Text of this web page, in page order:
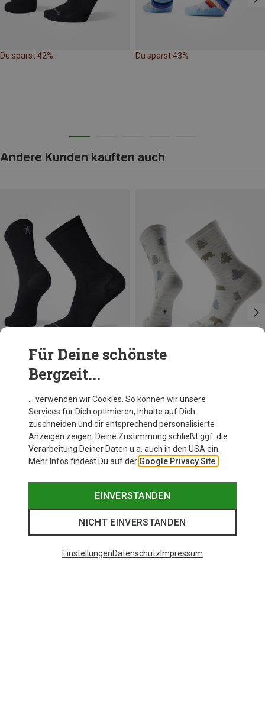
Du sparst 42% Du sparst 43%
Andere Kunden kauften auch
Du sparst 42%
Smartwool
22,71 €
Für Deine schönste
Bergzeit...
… verwenden wir Cookies. So können wir unsere
Services für Dich optimieren, Inhalte auf Dich
zuschneiden und dir entsprechend personalisierte
Anzeigen zeigen. Deine Zustimmung schließt ggf. die
Verarbeitung Deiner Daten u.a. auch in den USA ein.
Mehr Infos findest Du auf der Google Privacy Site.
EINVERSTANDEN
NICHT EINVERSTANDEN
EinstellungenDatenschutz Impressum